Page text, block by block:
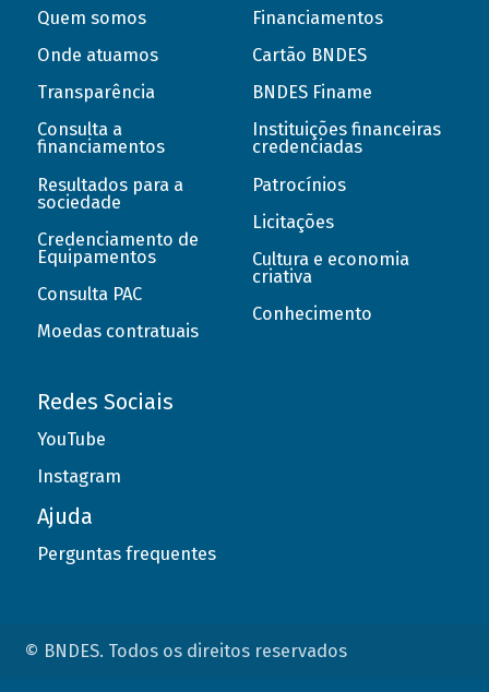
Quem somos
Onde atuamos
Transparência
Consulta a
financiamentos
Resultados para a
sociedade
Credenciamento de
Equipamentos
Consulta PAC
Moedas contratuais
Financiamentos
Cartão BNDES
BNDES Finame
Instituições financeiras
credenciadas
Patrocínios
Licitações
Cultura e economia
criativa
Conhecimento
Redes Sociais
YouTube
Instagram
Ajuda
Perguntas frequentes
© BNDES. Todos os direitos reservados